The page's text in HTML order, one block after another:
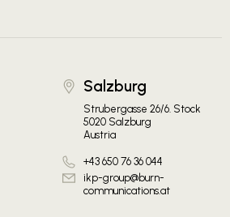
Salzburg
Strubergasse 26/6. Stock
5020 Salzburg
Austria
+43 650 76 36 044
ikp-group@burn-
communications.at